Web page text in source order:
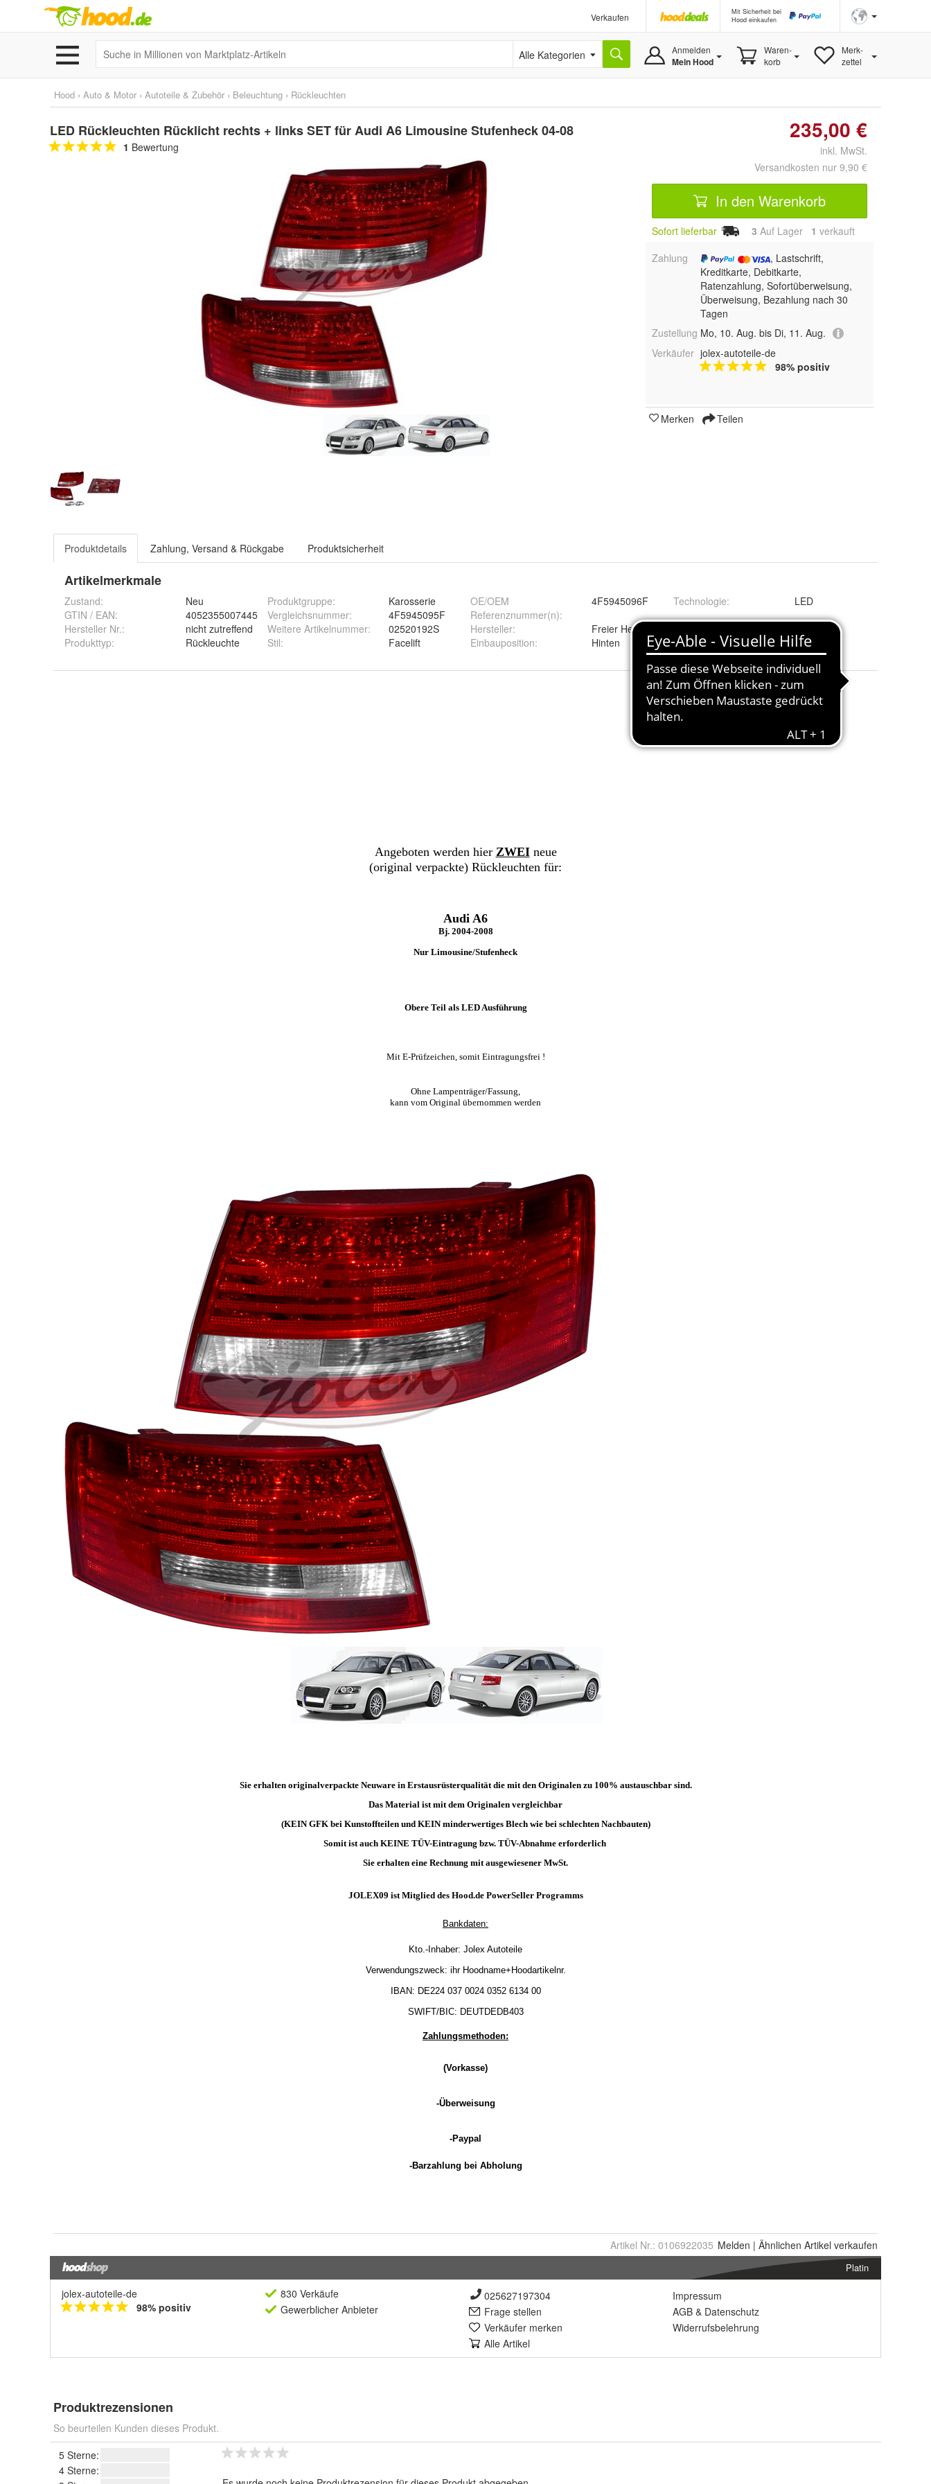
Verkaufen
Mit Sicherheit bei
Hood einkaufen
Alle Kategorien Anmelden
Mein Hood
Waren-
korb
Merk-
zettel
Hood › Auto & Motor › Autoteile & Zubehör › Beleuchtung › Rückleuchten
LED Rückleuchten Rücklicht rechts + links SET für Audi A6 Limousine Stufenheck 04-08
1 Bewertung
235,00 €
inkl. MwSt.
Versandkosten nur 9,90 €
In den Warenkorb
Sofort lieferbar 3 Auf Lager 1 verkauft
Zahlung
, Lastschrift,
Kreditkarte, Debitkarte,
Ratenzahlung, Sofortüberweisung,
Überweisung, Bezahlung nach 30
Tagen
Zustellung Mo, 10. Aug. bis Di, 11. Aug.
Verkäufer jolex-autoteile-de
98% positiv
Merken Teilen
Produktdetails Zahlung, Versand & Rückgabe Produktsicherheit
Artikelmerkmale
Zustand:
Neu
GTIN / EAN:
4052355007445
Hersteller Nr.:
nicht zutreffend
Produkttyp: Rückleuchte
Produktgruppe:
Karosserie
Vergleichsnummer:
4F5945095F
Weitere Artikelnummer:
02520192S
Stil: Facelift
OE/OEM
Referenznummer(n):
4F5945096F
Hersteller:
Freier Hersteller
Einbauposition: Hinten
Technologie: LED
Artikel Nr.: 0106922035 Melden | Ähnlichen Artikel verkaufen
Platin
jolex-autoteile-de
98% positiv
830 Verkäufe
Gewerblicher Anbieter
025627197304
Frage stellen
Verkäufer merken
Alle Artikel
Impressum
AGB & Datenschutz
Widerrufsbelehrung
Produktrezensionen
So beurteilen Kunden dieses Produkt.
5 Sterne:
4 Sterne: